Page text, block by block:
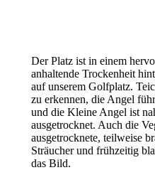
Der Platz ist in einem
anhaltende Trockenheit
auf unserem Golfplatz.
zu erkennen, die Angel
und die Kleine Angel ist
ausgetrocknet. Auch die
ausgetrocknete, teilweise
Sträucher und frühzeitig
das Bild.